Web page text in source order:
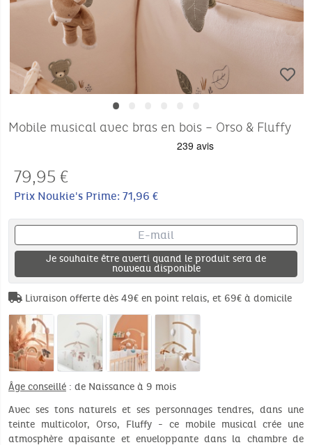
••••••
Mobile musical avec bras en bois – Orso & Fluffy
79,95 €
Prix Noukie's Prime: 71,96 €
Je souhaite être averti quand le produit sera de
nouveau disponible
Livraison offerte dès 49€ en point relais, et 69€ à domicile
Âge conseillé : de Naissance à 9 mois
Avec ses tons naturels et ses personnages tendres, dans une
teinte multicolor, Orso, Fluffy - ce mobile musical crée une
atmosphère apaisante et enveloppante dans la chambre de